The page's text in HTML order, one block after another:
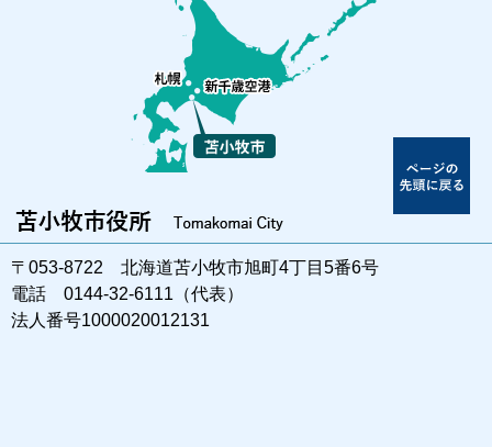
〒053-8722 北海道苫小牧市旭町4丁目5番6号
電話 0144-32-6111（代表）
法人番号1000020012131